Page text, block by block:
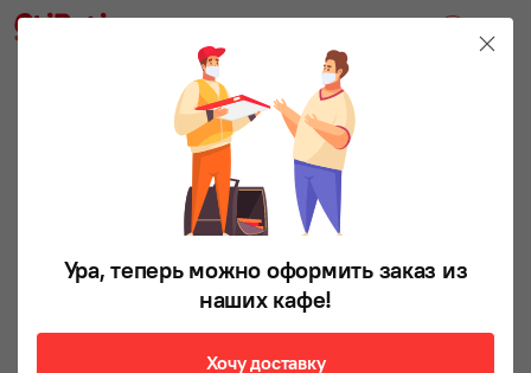
Ура, теперь можно оформить заказ из
наших кафе!
Хочу доставку